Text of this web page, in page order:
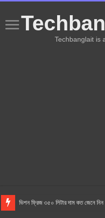
Techbanglait is
ভিশন ফ্রিজ ৩৫০ লিটার দাম কত জেনে নিন